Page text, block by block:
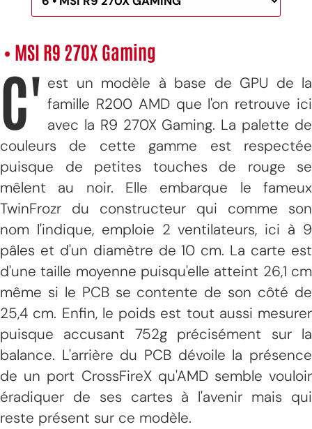
• MSI R9 270X Gaming
C' est un modèle à base de GPU de la
famille R200 AMD que l'on retrouve ici
avec la R9 270X Gaming. La palette de
couleurs de cette gamme est respectée
puisque de petites touches de rouge se
mêlent au noir. Elle embarque le fameux
TwinFrozr du constructeur qui comme son
nom l'indique, emploie 2 ventilateurs, ici à 9
pâles et d'un diamètre de 10 cm. La carte est
d'une taille moyenne puisqu'elle atteint 26,1 cm
même si le PCB se contente de son côté de
25,4 cm. Enfin, le poids est tout aussi mesurer
puisque accusant 752g précisément sur la
balance. L'arrière du PCB dévoile la présence
de un port CrossFireX qu'AMD semble vouloir
éradiquer de ses cartes à l'avenir mais qui
reste présent sur ce modèle.